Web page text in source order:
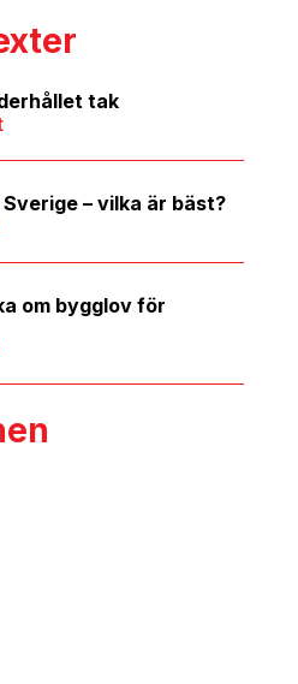
tak
– vilka är bäst?
om bygglov för